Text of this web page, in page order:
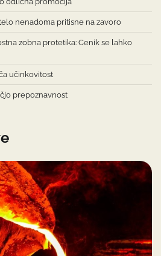
nenadoma pritisne na zavoro
zobna protetika: Cenik se lahko
učinkovitost
prepoznavnost